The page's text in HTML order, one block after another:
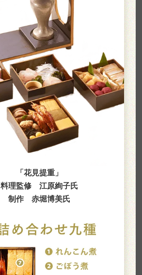
「花見提重」
料理監修 江原絢子氏
制作 赤堀博美氏